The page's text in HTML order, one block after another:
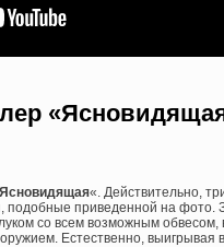
Ясновидящая«. Действительно,
приведенной на фото.
со всем возможным обвесом,
Естественно, выигрывая